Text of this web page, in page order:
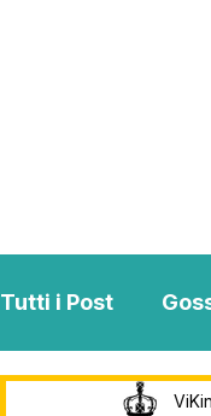
Tutti i Post
Interviste